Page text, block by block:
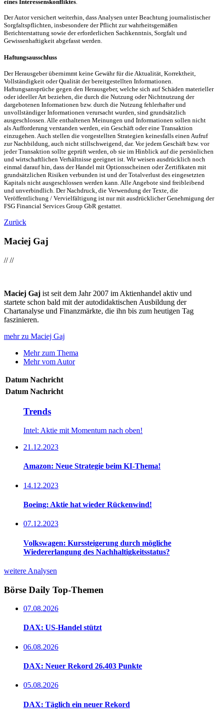
eines Interessenskonfliktes
Der Autor versichert weiterhin, dass Analysen unter Beachtung journalistischer
Sorgfaltspflichten, insbesondere der Pflicht zur wahrheitsgemäßen
Berichterstattung sowie der erforderlichen Sachkenntnis, Sorgfalt und
Gewissenhaftigkeit abgefasst werden.
Haftungsausschluss
Der Herausgeber übernimmt keine Gewähr für die Aktualität, Korrektheit,
Vollständigkeit oder Qualität der bereitgestellten Informationen.
Haftungsansprüche gegen den Herausgeber, welche sich auf Schäden materieller
oder ideeller Art beziehen, die durch die Nutzung oder Nichtnutzung der
dargebotenen Informationen bzw. durch die Nutzung fehlerhafter und
unvollständiger Informationen verursacht wurden, sind grundsätzlich
ausgeschlossen. Alle enthaltenen Meinungen und Informationen sollen nicht
als Aufforderung verstanden werden, ein Geschäft oder eine Transaktion
einzugehen. Auch stellen die vorgestellten Strategien keinesfalls einen Aufruf
zur Nachbildung, auch nicht stillschweigend, dar. Vor jedem Geschäft bzw. vor
jeder Transaktion sollte geprüft werden, ob sie im Hinblick auf die persönlichen
und wirtschaftlichen Verhältnisse geeignet ist. Wir weisen ausdrücklich noch
einmal darauf hin, dass der Handel mit Optionsscheinen oder Zertifikaten mit
grundsätzlichen Risiken verbunden ist und der Totalverlust des eingesetzten
Kapitals nicht ausgeschlossen werden kann. Alle Angebote sind freibleibend
und unverbindlich. Der Nachdruck, die Verwendung der Texte, die
Veröffentlichung / Vervielfältigung ist nur mit ausdrücklicher Genehmigung der
FSG Financial Services Group GbR gestattet.
Zurück
Maciej Gaj
////
Maciej Gaj ist seit dem Jahr 2007 im Aktienhandel aktiv und
startete schon bald mit der autodidaktischen Ausbildung der
Chartanalyse und Finanzmärkte, die ihn bis zum heutigen Tag
faszinieren.
mehr zu Maciej Gaj
Mehr zum Thema
Mehr vom Autor
Datum Nachricht
Datum Nachricht
Trends
Intel: Aktie mit Momentum nach oben!
21.12.2023
Amazon: Neue Strategie beim KI-Thema!
14.12.2023
Boeing: Aktie hat wieder Rückenwind!
07.12.2023
Volkswagen: Kurssteigerung durch mögliche
Wiedererlangung des Nachhaltigkeitsstatus?
weitere Analysen
Börse Daily Top-Themen
07.08.2026
DAX: US-Handel stützt
06.08.2026
DAX: Neuer Rekord 26.403 Punkte
05.08.2026
DAX: Täglich ein neuer Rekord